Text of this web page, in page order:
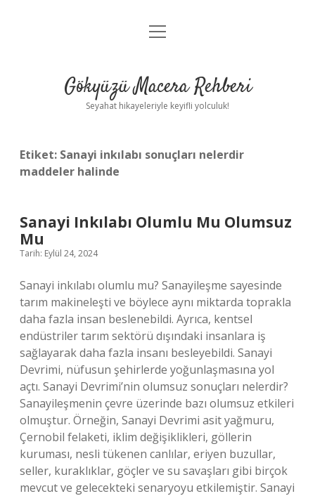
Anasayfa
Yasal Uyarı
menüyü
Gökyüzü Macera Rehberi
Seyahat hikayeleriyle keyifli yolculuk!
Etiket: Sanayi inkılabı sonuçları nelerdir
maddeler halinde
Sanayi Inkılabı Olumlu Mu Olumsuz
Mu
Tarih: Eylül 24, 2024
Sanayi inkılabı olumlu mu? Sanayileşme sayesinde
tarım makineleşti ve böylece aynı miktarda toprakla
daha fazla insan beslenebildi. Ayrıca, kentsel
endüstriler tarım sektörü dışındaki insanlara iş
sağlayarak daha fazla insanı besleyebildi. Sanayi
Devrimi, nüfusun şehirlerde yoğunlaşmasına yol
açtı. Sanayi Devrimi’nin olumsuz sonuçları nelerdir?
Sanayileşmenin çevre üzerinde bazı olumsuz etkileri
olmuştur. Örneğin, Sanayi Devrimi asit yağmuru,
Çernobil felaketi, iklim değişiklikleri, göllerin
kuruması, nesli tükenen canlılar, eriyen buzullar,
seller, kuraklıklar, göçler ve su savaşları gibi birçok
mevcut ve gelecekteki senaryoyu etkilemiştir. Sanayi